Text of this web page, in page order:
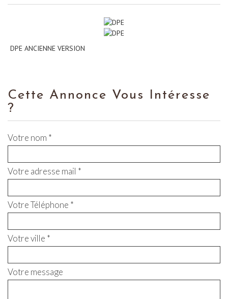
DPE ANCIENNE VERSION
Cette Annonce Vous Intéresse
?
Votre nom *
Votre adresse mail *
Votre Téléphone *
Votre ville *
Votre message